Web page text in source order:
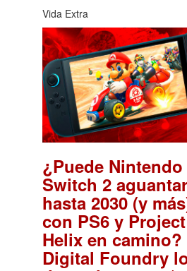
Vida Extra
¿Puede Nintendo
Switch 2 aguantar
hasta 2030 (y
con PS6 y Project
Helix en camino?
Digital Foundry